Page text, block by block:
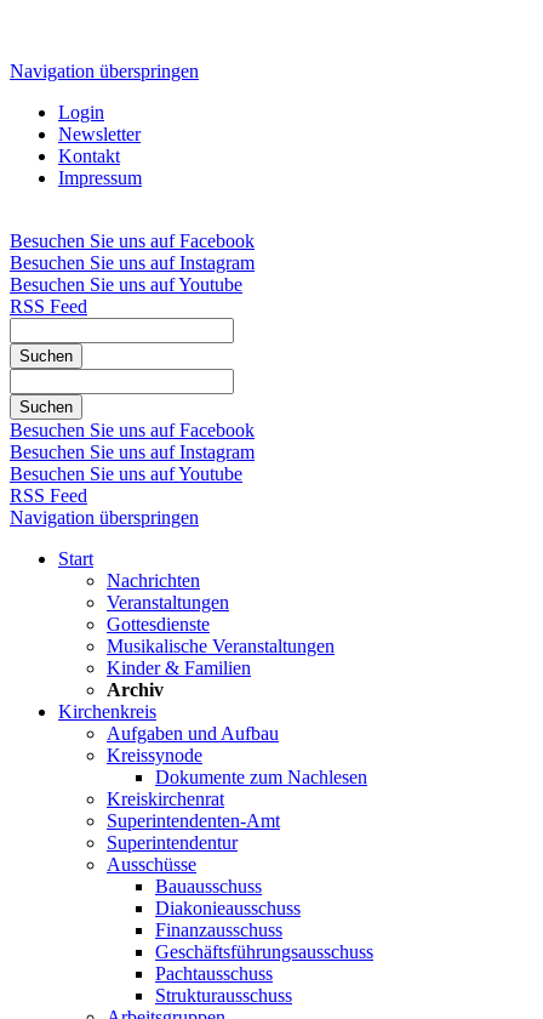
Navigation überspringen
Login
Newsletter
Kontakt
Impressum
Besuchen Sie uns auf Facebook
Besuchen Sie uns auf Instagram
Besuchen Sie uns auf Youtube
RSS Feed
Suchen
Suchen
Besuchen Sie uns auf Facebook
Besuchen Sie uns auf Instagram
Besuchen Sie uns auf Youtube
RSS Feed
Navigation überspringen
Start
Nachrichten
Veranstaltungen
Gottesdienste
Musikalische Veranstaltungen
Kinder & Familien
Archiv
Kirchenkreis
Aufgaben und Aufbau
Kreissynode
Dokumente zum Nachlesen
Kreiskirchenrat
Superintendenten-Amt
Superintendentur
Ausschüsse
Bauausschuss
Diakonieausschuss
Finanzausschuss
Geschäftsführungsausschuss
Pachtausschuss
Strukturausschuss